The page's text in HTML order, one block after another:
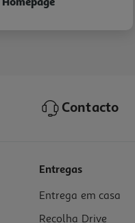
Contacto
Entregas
Entrega em casa
Recolha Drive